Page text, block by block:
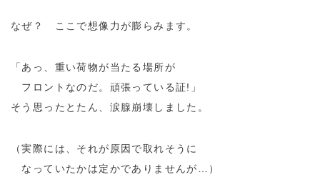
なぜ？ ここで想像力が膨らみます。
「あっ、重い荷物が当たる場所が
フロントなのだ。頑張っている証!」
そう思ったとたん、涙腺崩壊しました。
（実際には、それが原因で取れそうに
なっていたかは定かでありませんが…）